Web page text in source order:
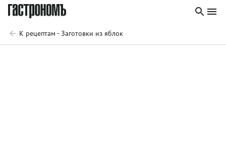
К рецептам - Заготовки из яблок